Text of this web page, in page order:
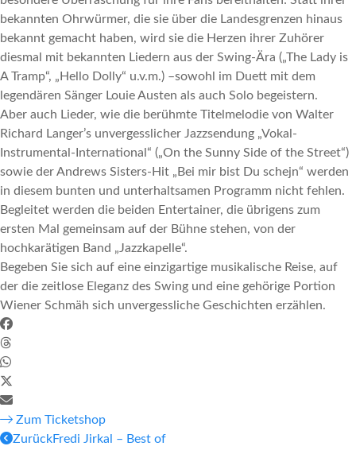
bekannten Ohrwürmer, die sie über die Landesgrenzen hinaus
bekannt gemacht haben, wird sie die Herzen ihrer Zuhörer
diesmal mit bekannten Liedern aus der Swing-Ära („The Lady is
A Tramp“, „Hello Dolly“ u.v.m.) –sowohl im Duett mit dem
legendären Sänger Louie Austen als auch Solo begeistern.
Aber auch Lieder, wie die berühmte Titelmelodie von Walter
Richard Langer’s unvergesslicher Jazzsendung „Vokal-
Instrumental-International“ („On the Sunny Side of the Street“)
sowie der Andrews Sisters-Hit „Bei mir bist Du schejn“ werden
in diesem bunten und unterhaltsamen Programm nicht fehlen.
Begleitet werden die beiden Entertainer, die übrigens zum
ersten Mal gemeinsam auf der Bühne stehen, von der
hochkarätigen Band „Jazzkapelle“.
Begeben Sie sich auf eine einzigartige musikalische Reise, auf
der die zeitlose Eleganz des Swing und eine gehörige Portion
Wiener Schmäh sich unvergessliche Geschichten erzählen.
Zum Ticketshop
ZurückFredi Jirkal – Best of